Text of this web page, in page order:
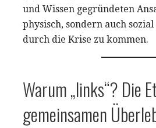
und Wissen gegründeten
physisch, sondern auch
durch die Krise zu kommen.
Warum „links“? Die
gemeinsamen